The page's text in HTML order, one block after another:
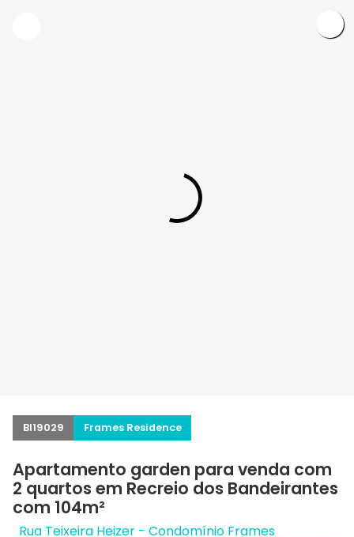
BI19029 Frames Residence
Apartamento garden para venda com
2 quartos em Recreio dos Bandeirantes
com 104m²
Rua Teixeira Heizer - Condomínio Frames